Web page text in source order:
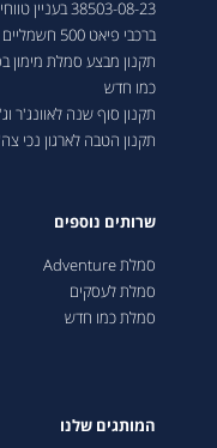
38503-08-23
ברכבי פיאט 500 חשמליים
תקנון מבצע סמלת מימון
כמו חדש
תקנון סוף שנה לאוונג'ר
תקנון הטבה לארגון נכי צה"ל
שרותים נוספים
סמלת Adventure
סמלת לעסקים
סמלת כמו חדש
המותגים שלנו